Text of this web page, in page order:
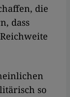
die
dass
so